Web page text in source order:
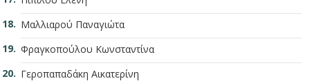
Μαλλιαρού Παναγιώτα
Φραγκοπούλου Κωνσταντίνα
Γεροπαπαδάκη Αικατερίνη